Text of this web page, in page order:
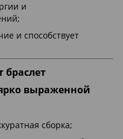
и
и способствует
браслет
выраженной
сборка;